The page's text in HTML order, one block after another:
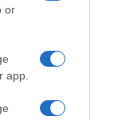
or
app.